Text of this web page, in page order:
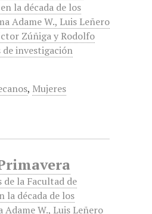
la década de los
Adame W., Luis Leñero
Zúñiga y Rodolfo
investigación
, Mujeres
de la Facultad de
la década de los
W., Luis Leñero